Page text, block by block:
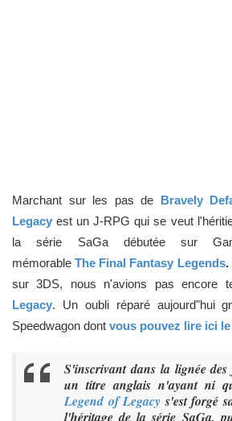
Marchant sur les pas de Bravely
Legacy ​est un J-RPG qui se veut
la série SaGa débutée sur
mémorableThe Final Fantasy Legends.
sur 3DS, nous n'avions pas encore
Legacy. Un oubli réparé aujourd"hui
Speedwagon dont vous pouvez lire ici
S'inscrivant dans la lignée
un titre anglais n'ayant ni
Legend of Legacy s'est forgé
l'héritage de la série SaGa,